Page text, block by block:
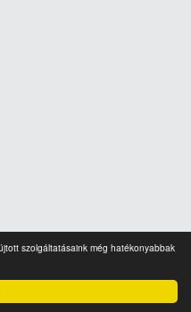
szolgáltatásaink még hatékonyabbak